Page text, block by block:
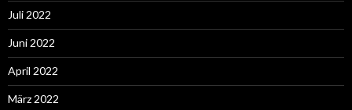
Juli 2022
Juni 2022
April 2022
März 2022